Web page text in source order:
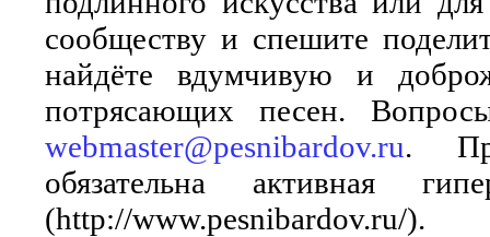
сообществу и спешите
найдёте вдумчивую и
потрясающих песен.
webmaster@pesnibardov.ru.
обязательна активная
(http://www.pesnibardov.ru/).